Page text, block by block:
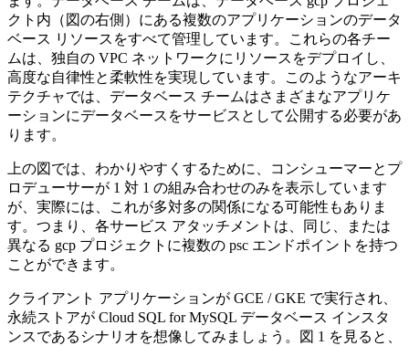
クト内（図の右側）にある複数のアプリケーションのデータ
ベース リソースをすべて管理しています。これらの各チー
ムは、独自の VPC ネットワークにリソースをデプロイし、
高度な自律性と柔軟性を実現しています。このようなアーキ
テクチャでは、データベース チームはさまざまなアプリケ
ーションにデータベースをサービスとして公開する必要があ
ります。
上の図では、わかりやすくするために、コンシューマーとプ
ロデューサーが 1 対 1 の組み合わせのみを表示しています
が、実際には、これが多対多の関係になる可能性もありま
す。つまり、各サービス アタッチメントは、同じ、または
異なる gcp プロジェクトに複数の psc エンドポイントを持つ
ことができます。
クライアント アプリケーションが GCE / GKE で実行され、
永続ストアが Cloud SQL for MySQL データベース インスタ
ンスであるシナリオを想像してみましょう。図 1 を見ると、